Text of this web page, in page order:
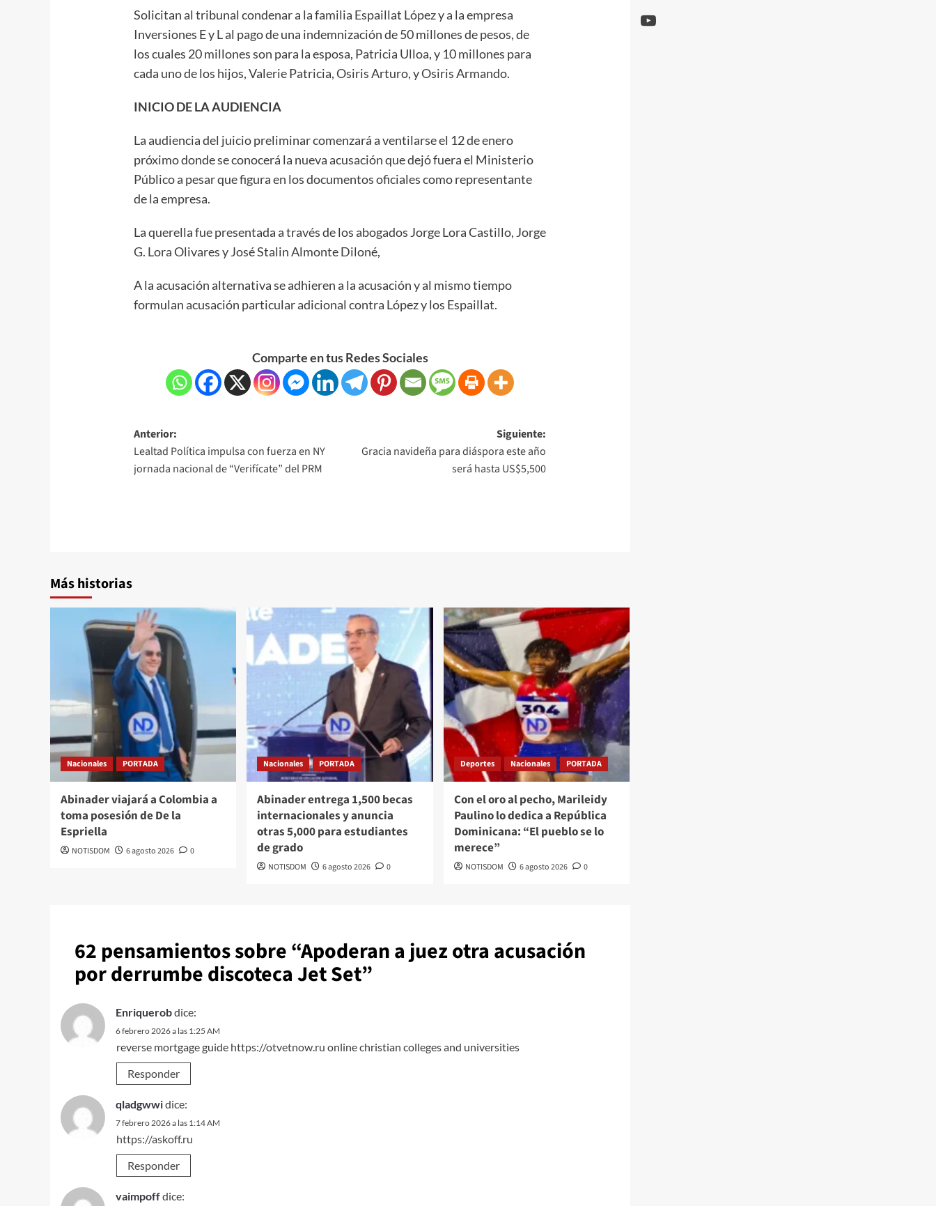
Solicitan al tribunal condenar a la familia Espaillat López y a la empresa
Inversiones E y L al pago de una indemnización de 50 millones de pesos, de
los cuales 20 millones son para la esposa, Patricia Ulloa, y 10 millones para
cada uno de los hijos, Valerie Patricia, Osiris Arturo, y Osiris Armando.
INICIO DE LA AUDIENCIA
La audiencia del juicio preliminar comenzará a ventilarse el 12 de enero
próximo donde se conocerá la nueva acusación que dejó fuera el Ministerio
Público a pesar que figura en los documentos oficiales como representante
de la empresa.
La querella fue presentada a través de los abogados Jorge Lora Castillo, Jorge
G. Lora Olivares y José Stalin Almonte Diloné,
A la acusación alternativa se adhieren a la acusación y al mismo tiempo
formulan acusación particular adicional contra López y los Espaillat.
Comparte en tus Redes Sociales
Anterior:
Lealtad Política impulsa con fuerza en NY
jornada nacional de “Verifícate” del PRM
Siguiente:
Gracia navideña para diáspora este año
será hasta US$5,500
Más historias
Nacionales PORTADA
Abinader viajará a Colombia a
toma posesión de De la
Espriella
NOTISDOM 6 agosto 2026 0
Nacionales PORTADA
Abinader entrega 1,500 becas
internacionales y anuncia
otras 5,000 para estudiantes
de grado
NOTISDOM 6 agosto 2026 0
Deportes Nacionales PORTADA
Con el oro al pecho, Marileidy
Paulino lo dedica a República
Dominicana: “El pueblo se lo
merece”
NOTISDOM 6 agosto 2026 0
62 pensamientos sobre “Apoderan a juez otra acusación
por derrumbe discoteca Jet Set”
Enriquerobdice:
6 febrero 2026 a las 1:25 AM
reverse mortgage guide https://otvetnow.ru online christian colleges and universities
Responder
qladgwwidice:
7 febrero 2026 a las 1:14 AM
https://askoff.ru
Responder
vaimpoffdice: